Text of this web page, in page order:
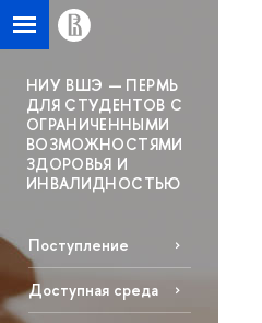
НИУ ВШЭ — ПЕРМЬ
ДЛЯ СТУДЕНТОВ С
ОГРАНИЧЕННЫМИ
ВОЗМОЖНОСТЯМИ
ЗДОРОВЬЯ И
ИНВАЛИДНОСТЬЮ
Поступление
Доступная среда